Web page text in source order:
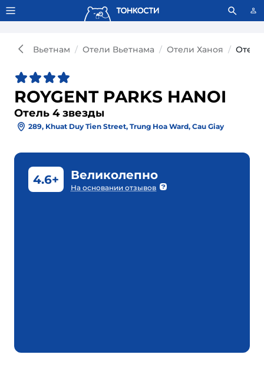
Тонкости используют сookie-файлы. Что это значит?
Вьетнам Отели Вьетнама Отели Ханоя Отель
ROYGENT PARKS HANOI
Отель 4 звезды
289, Khuat Duy Tien Street, Trung Hoa Ward, Cau Giay
4.6+ Великолепно
На основании отзывов